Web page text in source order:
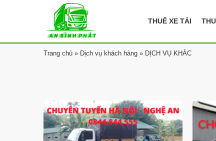
THUÊ XE TẢI
Trang chủ » Dịch vụ khách hàng » DỊCH VỤ KHÁC